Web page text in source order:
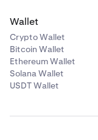
Wallet
Crypto Wallet
Bitcoin Wallet
Ethereum Wallet
Solana Wallet
USDT Wallet